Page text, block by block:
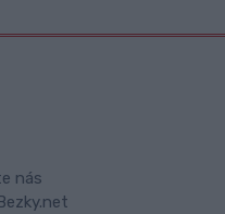
nás